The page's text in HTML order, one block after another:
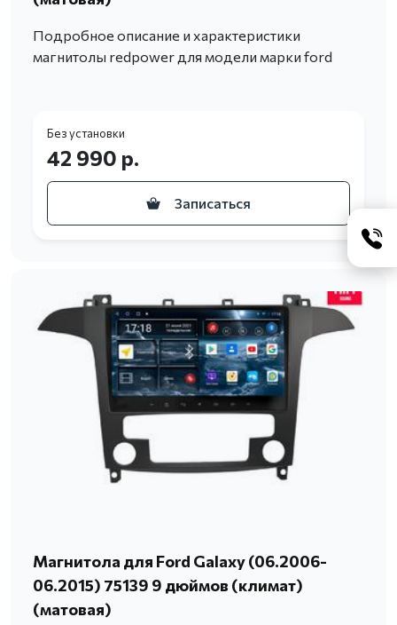
Подробное описание и характеристики
магнитолы redpower для модели марки ford
Без установки
42 990 р.
Записаться
Магнитола для Ford Galaxy (06.2006-
06.2015) 75139 9 дюймов (климат)
(матовая)